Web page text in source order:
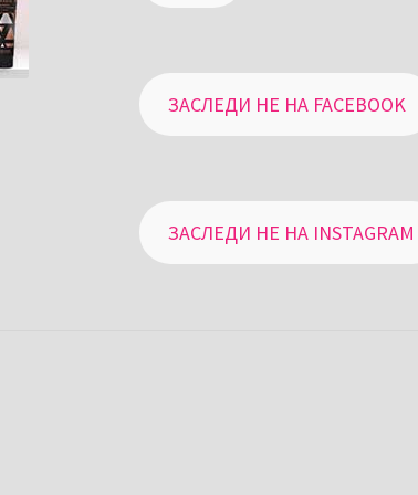
ЗАСЛЕДИ НЕ НА FACEBOOK
ЗАСЛЕДИ НЕ НА INSTAGRAM